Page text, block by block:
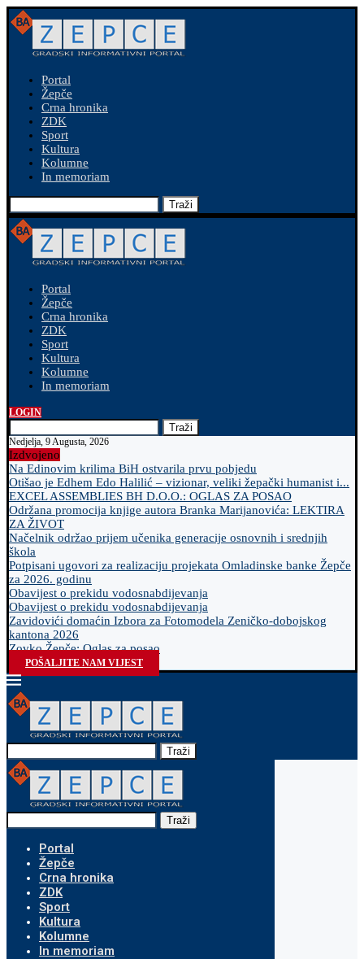
Portal
Žepče
Crna hronika
ZDK
Sport
Kultura
Kolumne
In memoriam
Traži
Portal
Žepče
Crna hronika
ZDK
Sport
Kultura
Kolumne
In memoriam
LOGIN
Traži
Nedjelja, 9 Augusta, 2026
Izdvojeno
Na Edinovim krilima BiH ostvarila prvu pobjedu
Otišao je Edhem Edo Halilić – vizionar, veliki žepački humanist i...
EXCEL ASSEMBLIES BH D.O.O.: OGLAS ZA POSAO
Održana promocija knjige autora Branka Marijanovića: LEKTIRA
ZA ŽIVOT
Načelnik održao prijem učenika generacije osnovnih i srednjih
škola
Potpisani ugovori za realizaciju projekata Omladinske banke Žepče
za 2026. godinu
Obavijest o prekidu vodosnabdijevanja
Obavijest o prekidu vodosnabdijevanja
Zavidovići domaćin Izbora za Fotomodela Zeničko-dobojskog
kantona 2026
Zovko Žepče: Oglas za posao
POŠALJITE NAM VIJEST
Traži
Traži
Portal
Žepče
Crna hronika
ZDK
Sport
Kultura
Kolumne
In memoriam